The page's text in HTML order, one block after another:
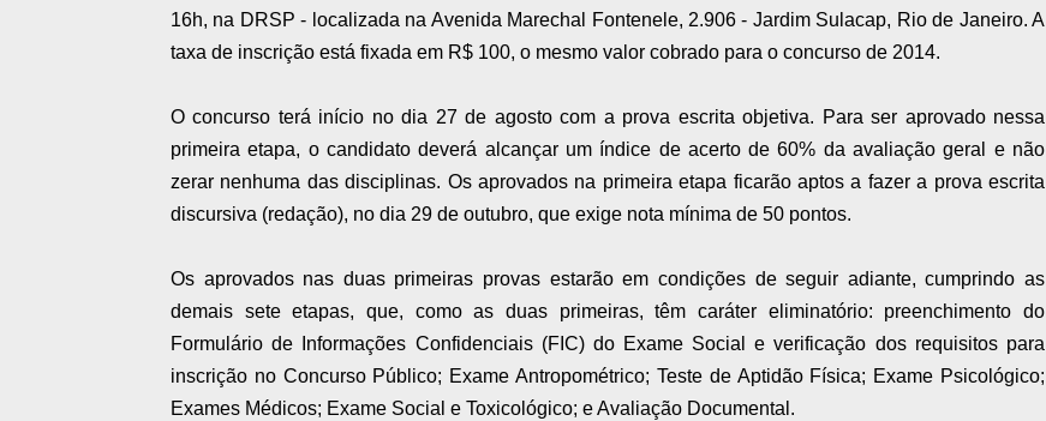
16h, na DRSP - localizada na Avenida Marechal Fontenele, 2.906 - Jardim Sulacap, Rio de Janeiro. A
taxa de inscrição está fixada em R$ 100, o mesmo valor cobrado para o concurso de 2014.
O concurso terá início no dia 27 de agosto com a prova escrita objetiva. Para ser aprovado nessa
primeira etapa, o candidato deverá alcançar um índice de acerto de 60% da avaliação geral e não
zerar nenhuma das disciplinas. Os aprovados na primeira etapa ficarão aptos a fazer a prova escrita
discursiva (redação), no dia 29 de outubro, que exige nota mínima de 50 pontos.
Os aprovados nas duas primeiras provas estarão em condições de seguir adiante, cumprindo as
demais sete etapas, que, como as duas primeiras, têm caráter eliminatório: preenchimento do
Formulário de Informações Confidenciais (FIC) do Exame Social e verificação dos requisitos para
inscrição no Concurso Público; Exame Antropométrico; Teste de Aptidão Física; Exame Psicológico;
Exames Médicos; Exame Social e Toxicológico; e Avaliação Documental.